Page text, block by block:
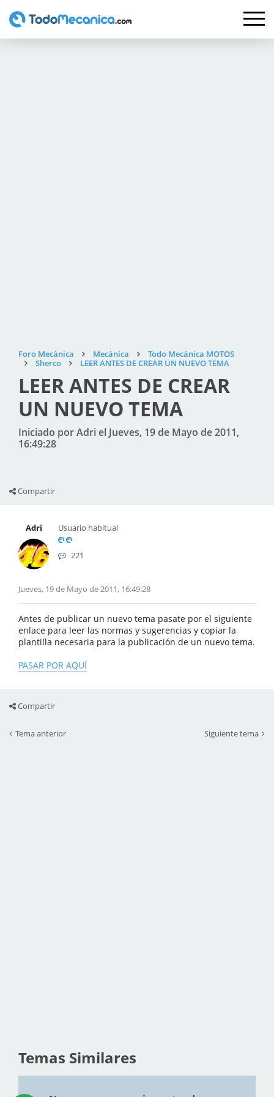
Foro Mecánica Mecánica
Todo Mecánica MOTOS
Sherco
LEER ANTES DE CREAR UN NUEVO TEMA
LEER ANTES DE CREAR
UN NUEVO TEMA
Iniciado por Adri el Jueves, 19 de Mayo de 2011,
16:49:28
Compartir
Adri Usuario habitual
221
Jueves, 19 de Mayo de 2011, 16:49:28
Antes de publicar un nuevo tema pasate por el siguiente
enlace para leer las normas y sugerencias y copiar la
plantilla necesaria para la publicación de un nuevo tema.
PASAR POR AQUÍ
Compartir
Tema anterior Siguiente tema
Temas Similares